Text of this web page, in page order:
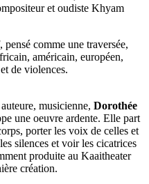
et oudiste Khyam
comme une traversée,
américain, européen,
de violences.
musicienne, Dorothée
une oeuvre ardente. Elle part
porter les voix de celles et
silences et voir les cicatrices
produite au Kaaitheater
création.